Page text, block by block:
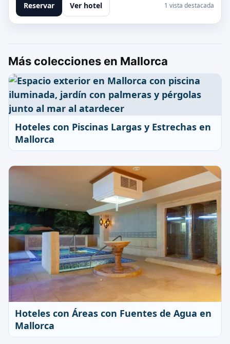
Reservar Ver hotel 1 vista destacada
Más colecciones en Mallorca
Hoteles con Piscinas Largas y Estrechas en
Mallorca
Hoteles con Áreas con Fuentes de Agua en
Mallorca